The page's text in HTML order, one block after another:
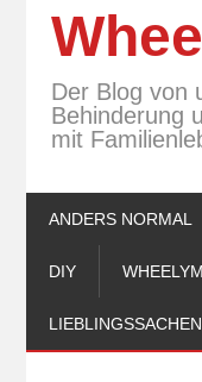
Der Blog von
Behinderung
mit
ANDERS NORMAL
DIY
LIEBLINGSSACHEN